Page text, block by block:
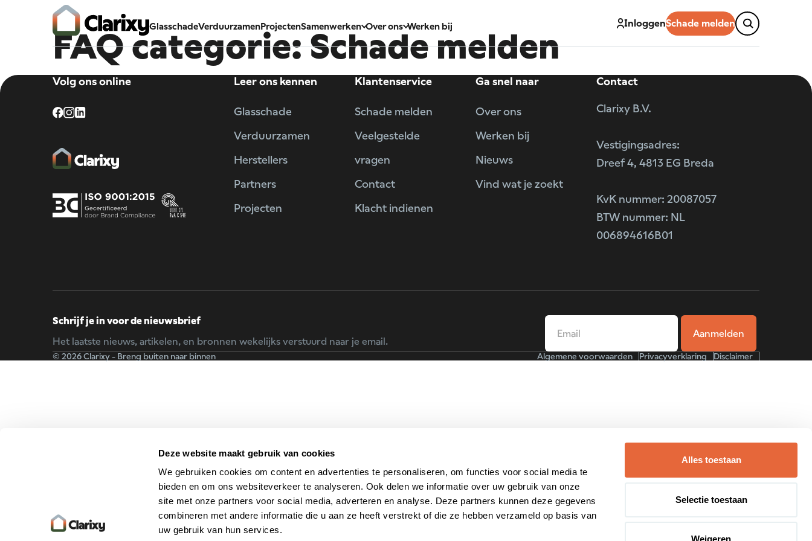
Deze website maakt gebruik van cookies
We gebruiken cookies om content en advertenties te personaliseren, om functies voor social media te
bieden en om ons websiteverkeer te analyseren. Ook delen we informatie over uw gebruik van onze
site met onze partners voor social media, adverteren en analyse. Deze partners kunnen deze gegevens
combineren met andere informatie die u aan ze heeft verstrekt of die ze hebben verzameld op basis van
uw gebruik van hun services.
Alles toestaan
Selectie toestaan
Weigeren
GlasschadeVerduurzamenProjectenSamenwerken Over ons Werken bij InloggenSchade melden
FAQcategorie:Schademelden
Volg ons online Leer ons kennen
Glasschade
Verduurzamen
Herstellers
Partners
Projecten
Klantenservice
Schade melden
Veelgestelde
vragen
Contact
Klacht indienen
Ga snel naar
Over ons
Werken bij
Nieuws
Vind wat je zoekt
Contact
Clarixy B.V.
Vestigingsadres:
Dreef 4, 4813 EG Breda
KvK nummer: 20087057
BTW nummer: NL
006894616B01
Schrijf je in voor de nieuwsbrief
Het laatste nieuws, artikelen, en bronnen wekelijks verstuurd naar je email.
© 2026 Clarixy - Breng buiten naar binnen Algemene voorwaarden Privacyverklaring Disclaimer